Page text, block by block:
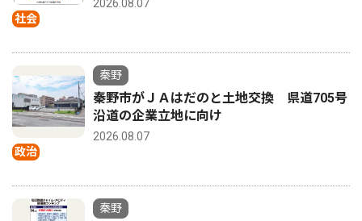
社会
2026.08.07
政治
秦野
秦野市がＪＡはだのと土地交換 県道705号
沿道の企業立地に向け
2026.08.07
秦野